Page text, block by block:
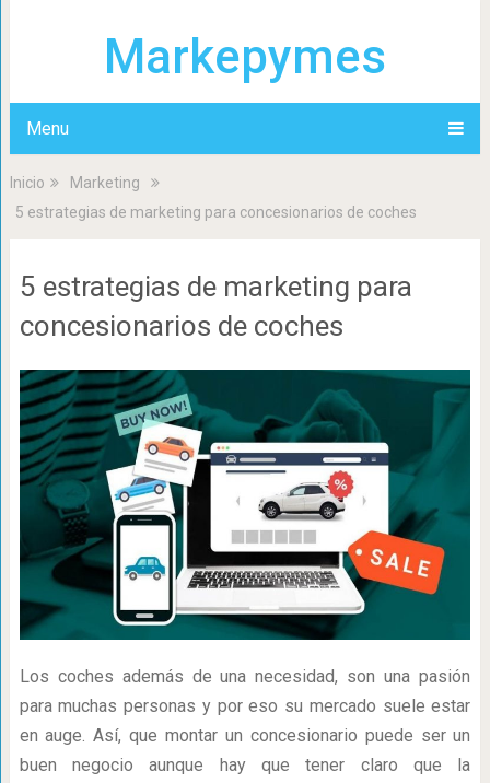
Markepymes
Menu
Inicio
Marketing
5 estrategias de marketing para concesionarios de coches
5 estrategias de marketing para
concesionarios de coches
Los coches además de una necesidad, son una pasión
para muchas personas y por eso su mercado suele estar
en auge. Así, que montar un concesionario puede ser un
buen negocio aunque hay que tener claro que la